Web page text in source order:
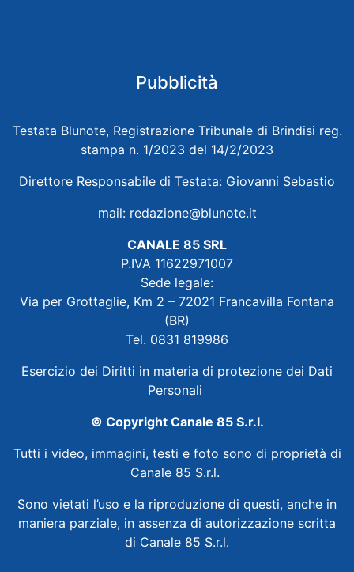
Pubblicità
Testata Blunote, Registrazione Tribunale di Brindisi reg.
stampa n. 1/2023 del 14/2/2023
Direttore Responsabile di Testata: Giovanni Sebastio
mail: redazione@blunote.it
CANALE 85 SRL
P.IVA 11622971007
Sede legale:
Via per Grottaglie, Km 2 – 72021 Francavilla Fontana
(BR)
Tel. 0831 819986
Esercizio dei Diritti in materia di protezione dei Dati
Personali
© Copyright Canale 85 S.r.l.
Tutti i video, immagini, testi e foto sono di proprietà di
Canale 85 S.r.l.
Sono vietati l’uso e la riproduzione di questi, anche in
maniera parziale, in assenza di autorizzazione scritta
di Canale 85 S.r.l.